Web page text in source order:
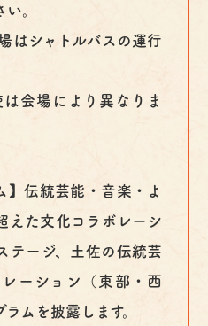
。
はシャトルバスの運行
会場により異なりま
】伝統芸能・音楽・よ
えた文化コラボレーシ
テージ、土佐の伝統芸
ーション（東部・西
ムを披露します。